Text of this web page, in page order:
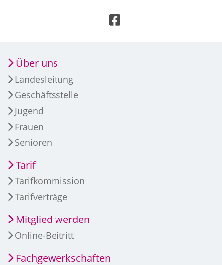
Über uns
Landesleitung
Geschäftsstelle
Jugend
Frauen
Senioren
Tarif
Tarifkommission
Tarifverträge
Mitglied werden
Online-Beitritt
Fachgewerkschaften